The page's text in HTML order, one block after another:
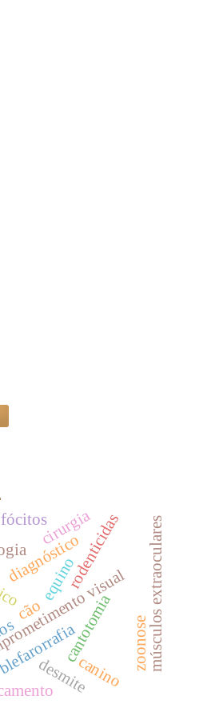
cantotomia
visual músculos extraoculares
equino
diagnóstico
canino
rodenticidas
desmite
cirurgia
cão
zoonose